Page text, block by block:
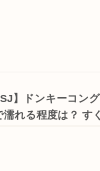
】ドンキーコン
濡れる程度は？ す